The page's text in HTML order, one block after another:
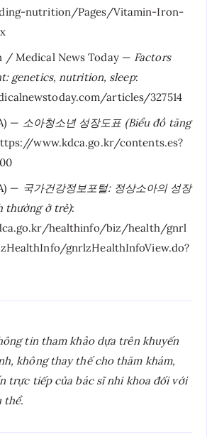
nutrition/Pages/Vitamin-Iron-
/ Medical News Today — Factors
genetics, nutrition, sleep:
articles/327514
— 소아청소년 성장도표 (Biểu đồ tăng
www.kdca.go.kr/contents.es?
— 국가건강정보포털: 정상소아의 성장
thường ở trẻ):
healthinfo/biz/health/gnrl
gnrlzHealthInfoView.do?
tin tham khảo dựa trên khuyến
không thay thế cho thăm khám,
trực tiếp của bác sĩ nhi khoa đối với
thể.